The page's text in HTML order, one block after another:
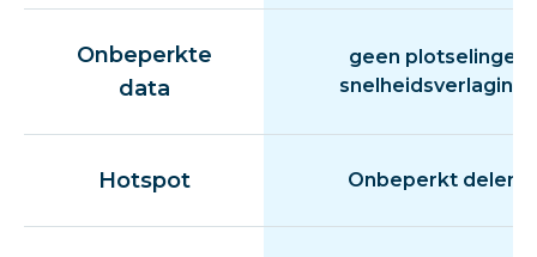
Onbeperkte
data
geen plotselinge
snelheidsverlaging
Hotspot Onbeperkt delen